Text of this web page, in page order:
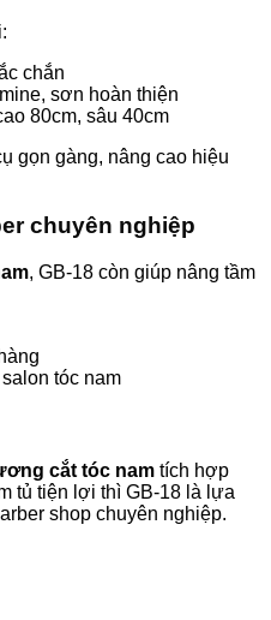
chắn
sơn hoàn thiện
80cm, sâu 40cm
gọn gàng, nâng cao hiệu
chuyên nghiệp
, GB-18 còn giúp nâng tầm
tóc nam
cắt tóc nam tích hợp
tủ tiện lợi thì GB-18 là lựa
shop chuyên nghiệp.